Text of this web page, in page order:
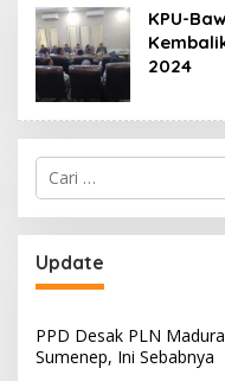
KPU-
2024
Cari
untuk:
Update
PPD Desak PLN
Sumenep, Ini Sebabnya